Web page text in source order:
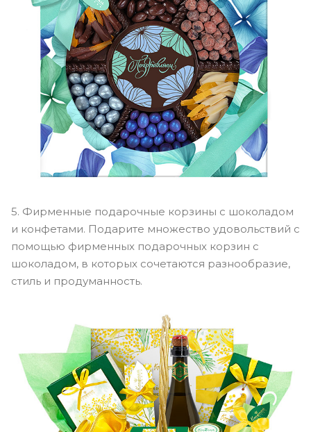
5. Фирменные подарочные корзины с шоколадом
и конфетами. Подарите множество удовольствий с
помощью фирменных подарочных корзин с
шоколадом, в которых сочетаются разнообразие,
стиль и продуманность.